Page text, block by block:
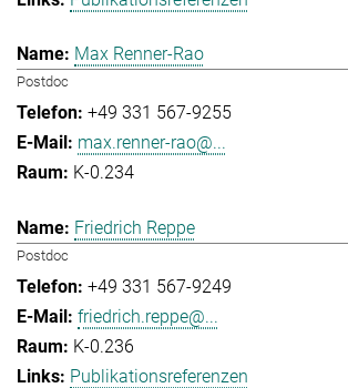
Max Renner-Rao
Postdoc
+49 331 567-9255
max.renner-rao@...
K-0.234
Friedrich Reppe
Postdoc
+49 331 567-9249
friedrich.reppe@...
K-0.236
Publikationsreferenzen